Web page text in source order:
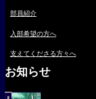
部員紹介
入部希望の方へ
支えてくださる方々へ
お知らせ